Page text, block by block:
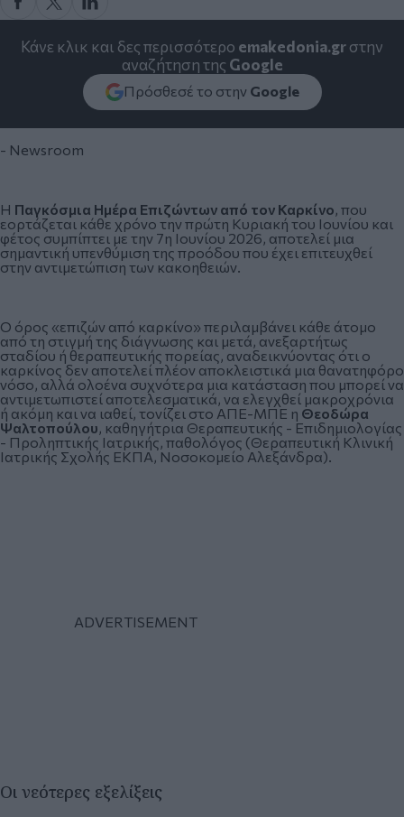
Κάνε κλικ και δες περισσότερο emakedonia.grστην
αναζήτηση της Google
Πρόσθεσέ το στην Google
- Newsroom
Η Παγκόσμια Ημέρα Επιζώντων από τον Καρκίνο, που
εορτάζεται κάθε χρόνο την πρώτη Κυριακή του Ιουνίου και
φέτος συμπίπτει με την 7η Ιουνίου 2026, αποτελεί μια
σημαντική υπενθύμιση της προόδου που έχει επιτευχθεί
στην αντιμετώπιση των κακοηθειών.
Ο όρος «επιζών από καρκίνο» περιλαμβάνει κάθε άτομο
από τη στιγμή της διάγνωσης και μετά, ανεξαρτήτως
σταδίου ή θεραπευτικής πορείας, αναδεικνύοντας ότι ο
καρκίνος δεν αποτελεί πλέον αποκλειστικά μια θανατηφόρο
νόσο, αλλά ολοένα συχνότερα μια κατάσταση που μπορεί να
αντιμετωπιστεί αποτελεσματικά, να ελεγχθεί μακροχρόνια
ή ακόμη και να ιαθεί, τονίζει στο ΑΠΕ-ΜΠΕ η Θεοδώρα
Ψαλτοπούλου, καθηγήτρια Θεραπευτικής - Επιδημιολογίας
- Προληπτικής Ιατρικής, παθολόγος (Θεραπευτική Κλινική
Ιατρικής Σχολής ΕΚΠΑ, Νοσοκομείο Αλεξάνδρα).
Οι νεότερες εξελίξεις